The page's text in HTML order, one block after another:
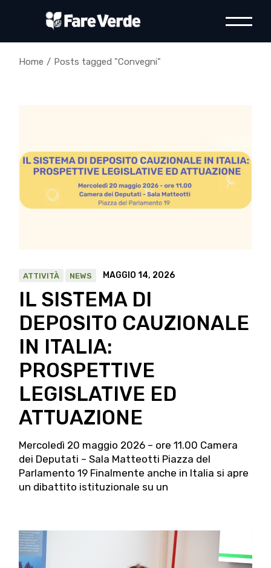
Home Posts tagged "Convegni"
ATTIVITÀ NEWS MAGGIO 14, 2026
IL SISTEMA DI
DEPOSITO CAUZIONALE
IN ITALIA:
PROSPETTIVE
LEGISLATIVE ED
ATTUAZIONE
Mercoledì 20 maggio 2026 – ore 11.00 Camera
dei Deputati – Sala Matteotti Piazza del
Parlamento 19 Finalmente anche in Italia si apre
un dibattito istituzionale su un